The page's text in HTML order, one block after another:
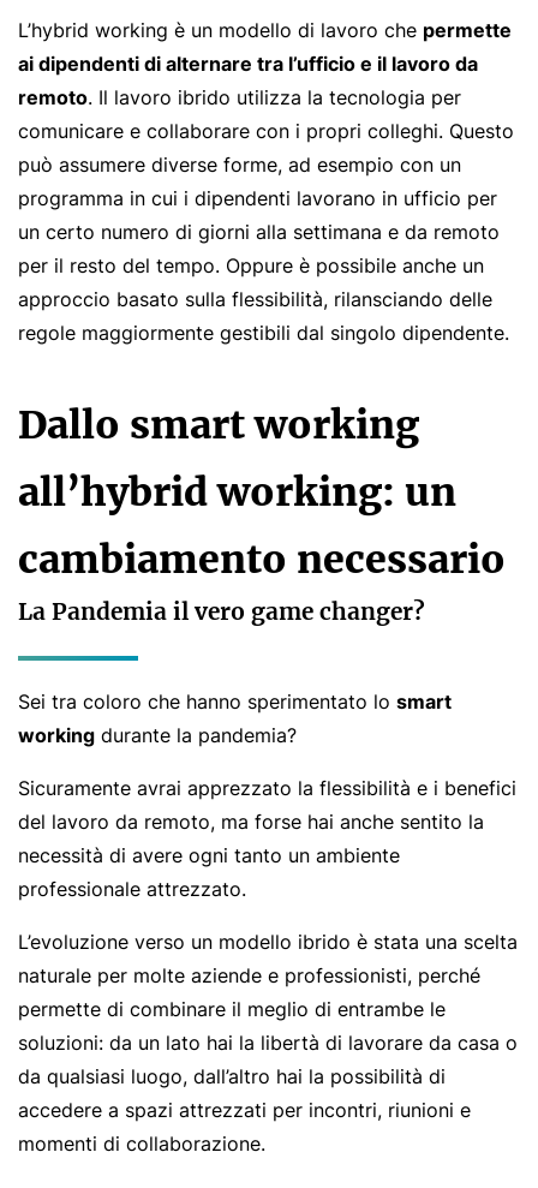
L’hybrid working è un modello di lavoro che permette
ai dipendenti di alternare tra l’ufficio e il lavoro da
remoto. Il lavoro ibrido utilizza la tecnologia per
comunicare e collaborare con i propri colleghi. Questo
può assumere diverse forme, ad esempio con un
programma in cui i dipendenti lavorano in ufficio per
un certo numero di giorni alla settimana e da remoto
per il resto del tempo. Oppure è possibile anche un
approccio basato sulla flessibilità, rilansciando delle
regole maggiormente gestibili dal singolo dipendente.
Dallo smart working
all’hybrid working: un
cambiamento necessario
La Pandemia il vero game changer?
Sei tra coloro che hanno sperimentato lo smart
working durante la pandemia?
Sicuramente avrai apprezzato la flessibilità e i benefici
del lavoro da remoto, ma forse hai anche sentito la
necessità di avere ogni tanto un ambiente
professionale attrezzato.
L’evoluzione verso un modello ibrido è stata una scelta
naturale per molte aziende e professionisti, perché
permette di combinare il meglio di entrambe le
soluzioni: da un lato hai la libertà di lavorare da casa o
da qualsiasi luogo, dall’altro hai la possibilità di
accedere a spazi attrezzati per incontri, riunioni e
momenti di collaborazione.